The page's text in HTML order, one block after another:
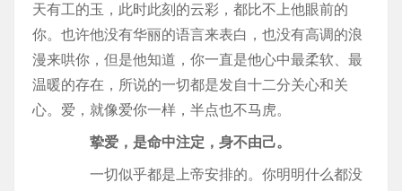
天有工的玉，此时此刻的云彩，都比不上他眼前的
你。也许他没有华丽的语言来表白，也没有高调的浪
漫来哄你，但是他知道，你一直是他心中最柔软、最
温暖的存在，所说的一切都是发自十二分关心和关
心。爱，就像爱你一样，半点也不马虎。
挚爱，是命中注定，身不由己。
一切似乎都是上帝安排的。你明明什么都没